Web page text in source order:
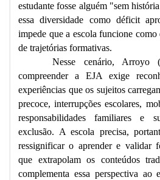
estudante fosse alguém "sem
essa diversidade como déficit
impede que a escola funcione como
de trajetórias formativas.
Nesse cenário, Arroyo
compreender a EJA exige
experiências que os sujeitos
precoce, interrupções escolares,
responsabilidades familiares e
exclusão. A escola precisa,
ressignificar o aprender e validar
que extrapolam os conteúdos
complementa essa perspectiva ao